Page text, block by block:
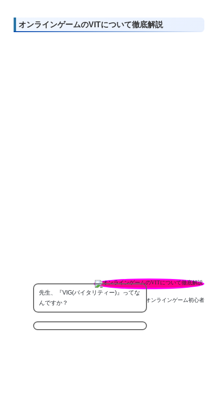
オンラインゲームのVITについて徹底解説
オンラインゲーム初心者
先生、『VIG(バイタリティー)』ってな
んですか？